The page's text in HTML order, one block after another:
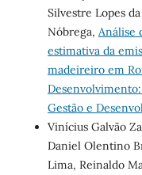
Silvestre Lopes
Nóbrega, Análise
estimativa da
madeireiro em
Gestão e
Vinícius Galvão
Daniel Olentino
Lima, Reinaldo